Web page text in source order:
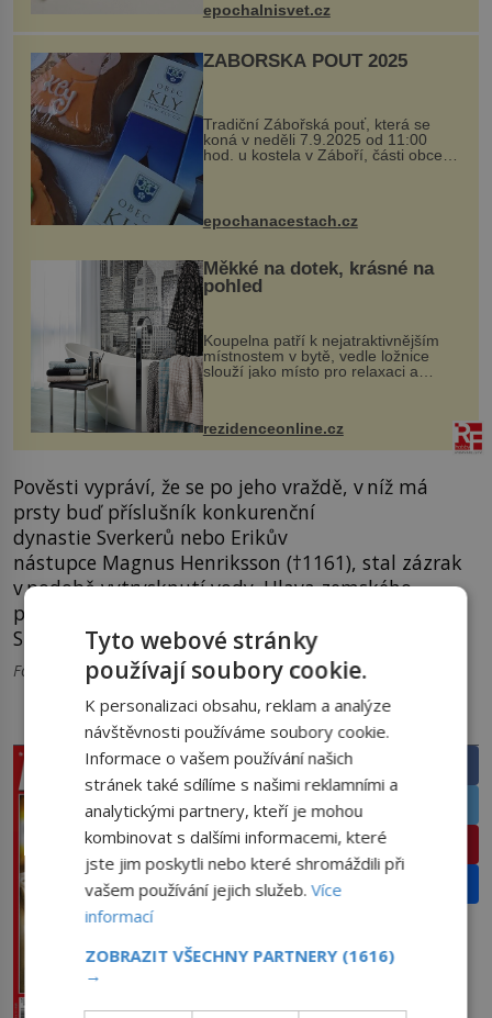
kovový...
epochalnisvet.cz
ZÁBOŘSKÁ POUŤ 2025
Tradiční Zábořská pouť, která se
koná v neděli 7.9.2025 od 11:00
hod. u kostela v Záboří, části obce
Kly u Mělníka. V programu naleznete
komentovanou prohlídku kostela,
epochanacestach.cz
Měkké na dotek, krásné na
pohled
Koupelna patří k nejatraktivnějším
místnostem v bytě, vedle ložnice
slouží jako místo pro relaxaci a
odpočinek. Koupelnový textil –
ručníky, osušky a koberečky –
mohou jako mávnutím kouzelného
proutku...
rezidenceonline.cz
Pověsti vypráví, že se po jeho vraždě, v níž má
prsty buď příslušník konkurenční
dynastie Sverkerů nebo Erikův
nástupce Magnus Henriksson (†1161), stal zázrak
v podobě vytrysknutí vody. Hlava zemského
patrona se později objeví ve znaku švédského
Stockholmu založeného v roce 1250.
Foto: wikipedia.org, pixabay.com
PRÁVĚ V PRODEJI SDÍLEJTE ČLÁNEK
Facebook
Twitter
Pinterest
PŘEDPLATNÉ
Tyto webové stránky
používají soubory cookie.
K personalizaci obsahu, reklam a analýze
návštěvnosti používáme soubory cookie.
Informace o vašem používání našich
stránek také sdílíme s našimi reklamními a
analytickými partnery, kteří je mohou
kombinovat s dalšími informacemi, které
jste jim poskytli nebo které shromáždili při
vašem používání jejich služeb.Více
informací
ZOBRAZIT VŠECHNY PARTNERY (1616)
→